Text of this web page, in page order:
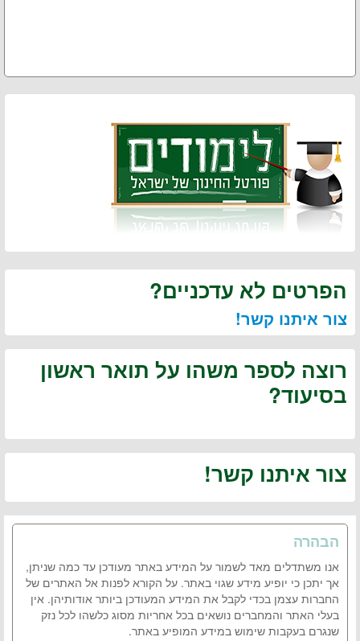
הפרטים לא עדכניים?
צור איתנו קשר!
רוצה לספר משהו על תואר ראשון
בסיעוד?
צור איתנו קשר!
הבהרה
אנו משתדלים מאד לשמור על המידע באתר מעודכן עד כמה שניתן,
אך יתכן כי יופיע מידע שגוי באתר. על הקורא לפנות אל האתרים של
החברות עצמן בכדי לקבל את המידע המעודכן ביותר אודותיהן. אין
בעלי האתר והמחברים נושאים בכל אחריות מסוג כלשהו לכל נזק
שנגרם בעקבות שימוש במידע המופיע באתר.